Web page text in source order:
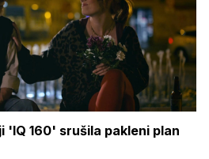
'IQ 160' srušila pakleni plan